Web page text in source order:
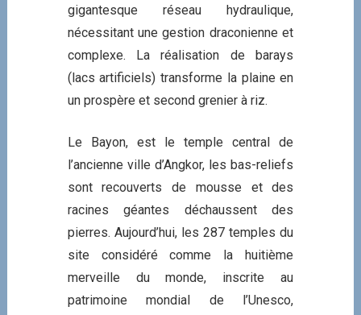
gigantesque réseau hydraulique,
nécessitant une gestion draconienne et
complexe. La réalisation de barays
(lacs artificiels) transforme la plaine en
un prospère et second grenier à riz.
Le Bayon, est le temple central de
l’ancienne ville d’Angkor, les bas-reliefs
sont recouverts de mousse et des
racines géantes déchaussent des
pierres. Aujourd’hui, les 287 temples du
site considéré comme la huitième
merveille du monde, inscrite au
patrimoine mondial de l’Unesco,